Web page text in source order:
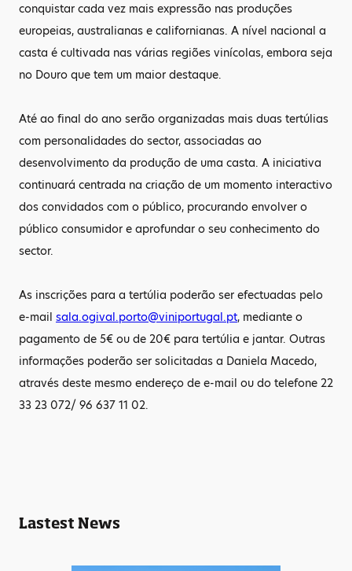
conquistar cada vez mais expressão nas produções
europeias, australianas e californianas. A nível nacional a
casta é cultivada nas várias regiões vinícolas, embora seja
no Douro que tem um maior destaque.
Até ao final do ano serão organizadas mais duas tertúlias
com personalidades do sector, associadas ao
desenvolvimento da produção de uma casta. A iniciativa
continuará centrada na criação de um momento interactivo
dos convidados com o público, procurando envolver o
público consumidor e aprofundar o seu conhecimento do
sector.
As inscrições para a tertúlia poderão ser efectuadas pelo
e-mail sala.ogival.porto@viniportugal.pt, mediante o
pagamento de 5€ ou de 20€ para tertúlia e jantar. Outras
informações poderão ser solicitadas a Daniela Macedo,
através deste mesmo endereço de e-mail ou do telefone 22
33 23 072/ 96 637 11 02.
Lastest News